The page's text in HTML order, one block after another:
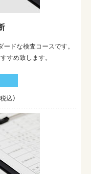
ドな検査コースです。
すめ致します。
込）